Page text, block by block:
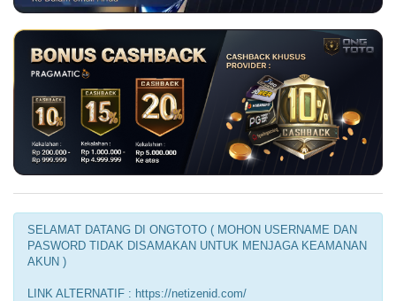
SELAMAT DATANG DI ONGTOTO ( MOHON USERNAME DAN
PASWORD TIDAK DISAMAKAN UNTUK MENJAGA KEAMANAN
AKUN )
LINK ALTERNATIF : https://netizenid.com/